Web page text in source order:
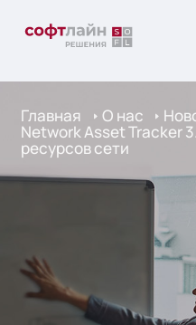
Главная О нас
Network Asset Tracker
ресурсов сети